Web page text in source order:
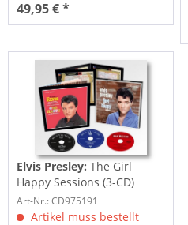
49,95 € *
Elvis Presley:The Girl
Happy Sessions (3-CD)
Art-Nr.: CD975191
Artikel muss bestellt